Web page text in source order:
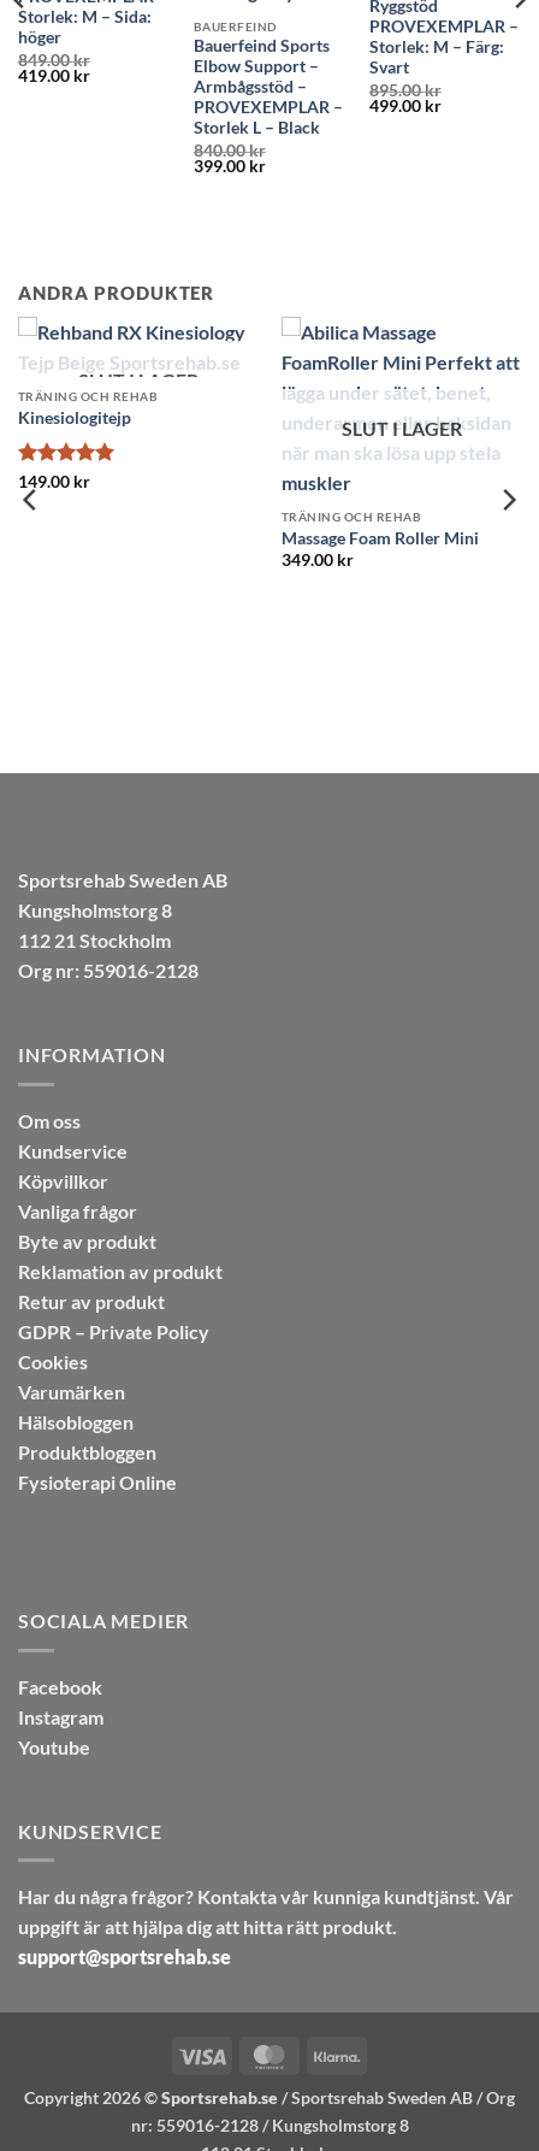
Storlek: M – Sida:
höger
849.00kr
Det
419.00 krDet
BAUERFEIND
Bauerfeind Sports
Elbow Support –
Armbågsstöd –
PROVEXEMPLAR –
Storlek L – Black
840.00kr
Det
399.00 krDet
Ryggstöd
PROVEXEMPLAR –
Storlek: M – Färg:
Svart
895.00kr
Det
499.00 krDet
ANDRA PRODUKTER
SLUT I LAGER
Massage Foam Roller Mini
Sportsrehab Sweden AB
Kungsholmstorg 8
112 21 Stockholm
Org nr: 559016-2128
INFORMATION
Om oss
Kundservice
Köpvillkor
Vanliga frågor
Byte av produkt
Reklamation av produkt
Retur av produkt
GDPR – Private Policy
Cookies
Varumärken
Hälsobloggen
Produktbloggen
Fysioterapi Online
SOCIALA MEDIER
Facebook
Instagram
Youtube
KUNDSERVICE
Har du några frågor? Kontakta vår kunniga kundtjänst. Vår
uppgift är att hjälpa dig att hitta rätt produkt.
support@sportsrehab.se
Visa MasterCard
Copyright 2026 ©Sportsrehab.se / Sportsrehab Sweden AB / Org
nr: 559016-2128 / Kungsholmstorg 8